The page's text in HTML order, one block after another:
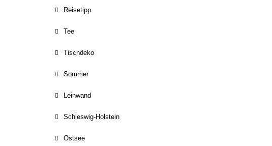
Reisetipp
Tee
Tischdeko
Sommer
Leinwand
Schleswig-Holstein
Ostsee